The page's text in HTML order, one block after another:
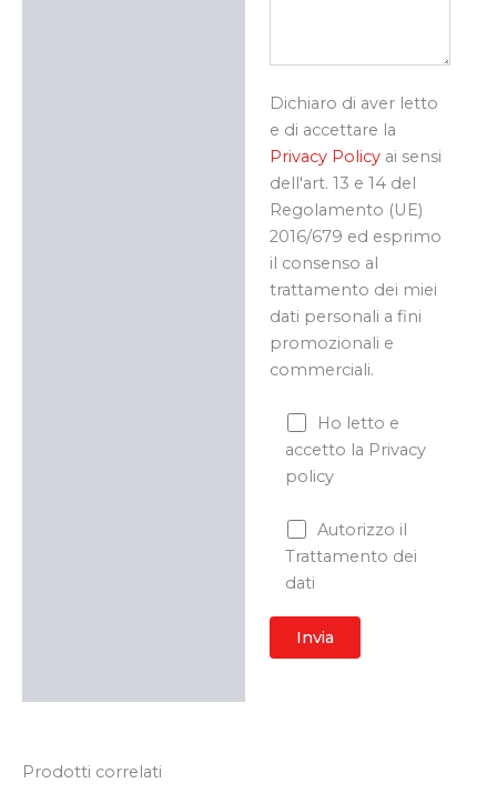
Dichiaro di aver letto
e di accettare la
Privacy Policyai sensi
dell'art. 13 e 14 del
Regolamento (UE)
2016/679 ed esprimo
il consenso al
trattamento dei miei
dati personali a fini
promozionali e
commerciali.
Ho letto e
accetto la Privacy
policy
Autorizzo il
Trattamento dei
dati
Prodotti correlati